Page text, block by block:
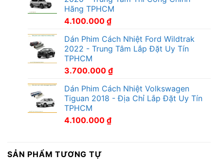
Hãng TPHCM
4.100.000 ₫
Dán Phim Cách Nhiệt Ford Wildtrak
2022 - Trung Tâm Lắp Đặt Uy Tín
TPHCM
3.700.000 ₫
Dán Phim Cách Nhiệt Volkswagen
Tiguan 2018 - Địa Chỉ Lắp Đặt Uy Tín
TPHCM
4.100.000 ₫
SẢN PHẨM TƯƠNG TỰ